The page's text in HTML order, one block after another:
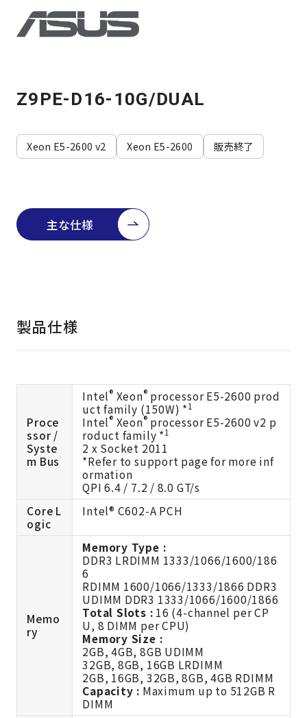
ニュース
Z9PE-D16-10G/DUAL
Xeon E5-2600 v2 Xeon E5-2600 販売終了
主な仕様
製品仕様
Proce
ssor /
Syste
m Bus
Intel® Xeon® processor E5-2600 prod
uct family (150W) *1
Intel® Xeon® processor E5-2600 v2 p
roduct family *1
2 x Socket 2011
*Refer to support page for more inf
ormation
QPI 6.4 / 7.2 / 8.0 GT/s
Core L
ogic
Intel® C602-A PCH
Memo
ry
Memory Type :
DDR3 LRDIMM 1333/1066/1600/186
6
RDIMM 1600/1066/1333/1866 DDR3
UDIMM DDR3 1333/1066/1600/1866
Total Slots : 16 (4-channel per CP
U, 8 DIMM per CPU)
Memory Size :
2GB, 4GB, 8GB UDIMM
32GB, 8GB, 16GB LRDIMM
2GB, 16GB, 32GB, 8GB, 4GB RDIMM
Capacity : Maximum up to 512GB R
DIMM